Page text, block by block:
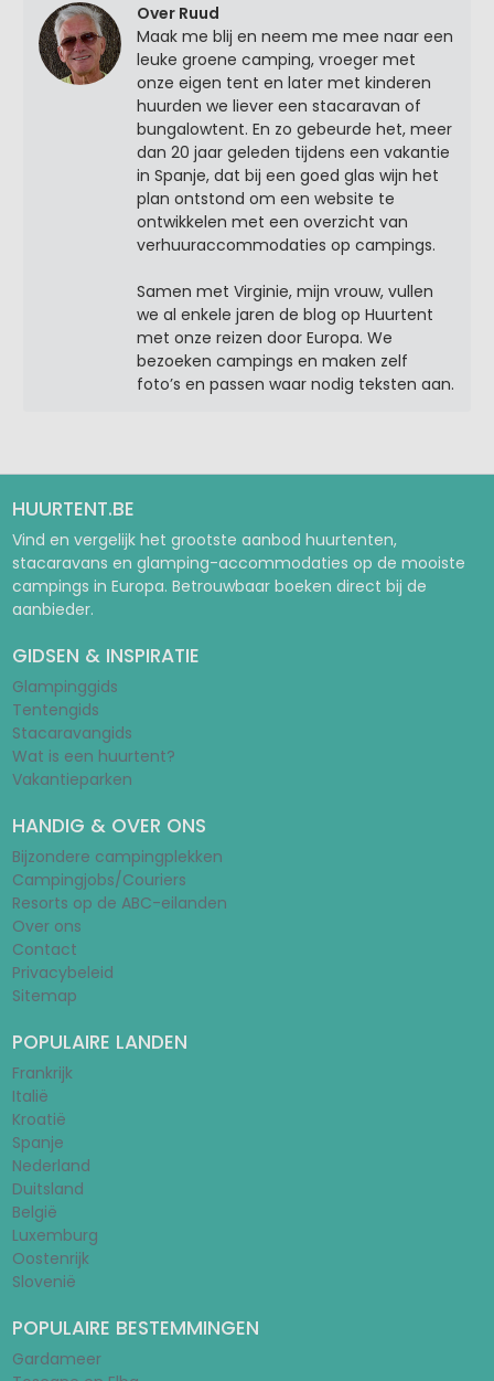
Over Ruud
Maak me blij en neem me mee naar een
leuke groene camping, vroeger met
onze eigen tent en later met kinderen
huurden we liever een stacaravan of
bungalowtent. En zo gebeurde het, meer
dan 20 jaar geleden tijdens een vakantie
in Spanje, dat bij een goed glas wijn het
plan ontstond om een website te
ontwikkelen met een overzicht van
verhuuraccommodaties op campings.
Samen met Virginie, mijn vrouw, vullen
we al enkele jaren de blog op Huurtent
met onze reizen door Europa. We
bezoeken campings en maken zelf
foto’s en passen waar nodig teksten aan.
HUURTENT.BE
Vind en vergelijk het grootste aanbod huurtenten,
stacaravans en glamping-accommodaties op de mooiste
campings in Europa. Betrouwbaar boeken direct bij de
aanbieder.
GIDSEN & INSPIRATIE
Glampinggids
Tentengids
Stacaravangids
Wat is een huurtent?
Vakantieparken
HANDIG & OVER ONS
Bijzondere campingplekken
Campingjobs/Couriers
Resorts op de ABC-eilanden
Over ons
Contact
Privacybeleid
Sitemap
POPULAIRE LANDEN
Frankrijk
Italië
Kroatië
Spanje
Nederland
Duitsland
België
Luxemburg
Oostenrijk
Slovenië
POPULAIRE BESTEMMINGEN
Gardameer